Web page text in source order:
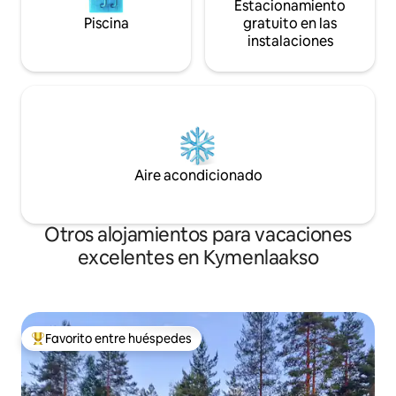
Piscina
Estacionamiento
gratuito en las
instalaciones
Aire acondicionado
Otros alojamientos para vacaciones
excelentes en Kymenlaakso
Favorito entre huéspedes preferido
Favorito entre huéspedes